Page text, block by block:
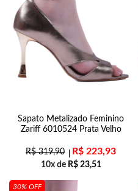
Sapato Metalizado Feminino
Zariff 6010524 Prata Velho
R$319,90 R$ 223,93
10x de R$23,51
30% OFF